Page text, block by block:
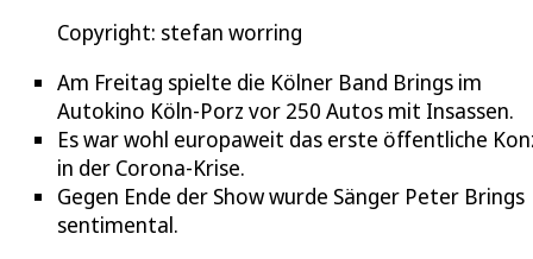
Copyright: stefan worring
Am Freitag spielte die Kölner Band Brings im
Autokino Köln-Porz vor 250 Autos mit Insassen.
Es war wohl europaweit das erste öffentliche
in der Corona-Krise.
Gegen Ende der Show wurde Sänger Peter Brings
sentimental.